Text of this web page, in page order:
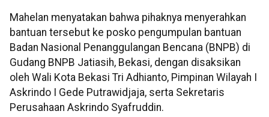
Mahelan menyatakan bahwa pihaknya menyerahkan
bantuan tersebut ke posko pengumpulan bantuan
Badan Nasional Penanggulangan Bencana (BNPB) di
Gudang BNPB Jatiasih, Bekasi, dengan disaksikan
oleh Wali Kota Bekasi Tri Adhianto, Pimpinan Wilayah I
Askrindo I Gede Putrawidjaja, serta Sekretaris
Perusahaan Askrindo Syafruddin.